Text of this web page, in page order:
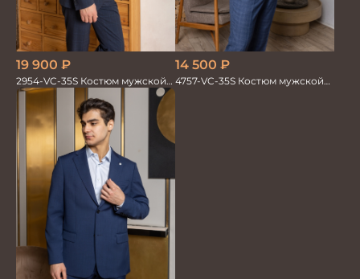
19 900 ₽
2954-VC-35S Костюм мужской
двойка
14 500 ₽
4757-VC-35S Костюм мужской